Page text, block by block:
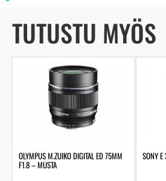
TUTUSTU MYÖS
OLYMPUS M.ZUIKO DIGITAL ED 75MM
F1.8 – MUSTA
SONY